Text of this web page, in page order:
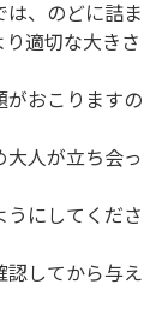
、のどに詰ま
適切な大きさ
おこりますの
人が立ち会っ
にしてくださ
してから与え